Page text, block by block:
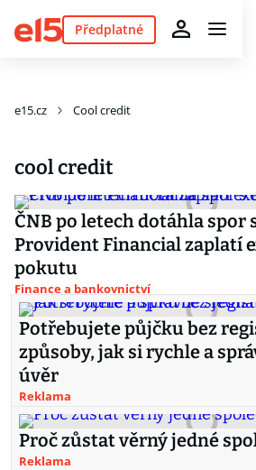
Předplatné
e15.cz Cool credit
cool credit
ČNB po letech dotáhla spor
Provident Financial zaplatí
pokutu
Finance a bankovnictví
Potřebujete půjčku bez
způsoby, jak si rychle a
úvěr
Reklama
Proč zůstat věrný jedné
Reklama